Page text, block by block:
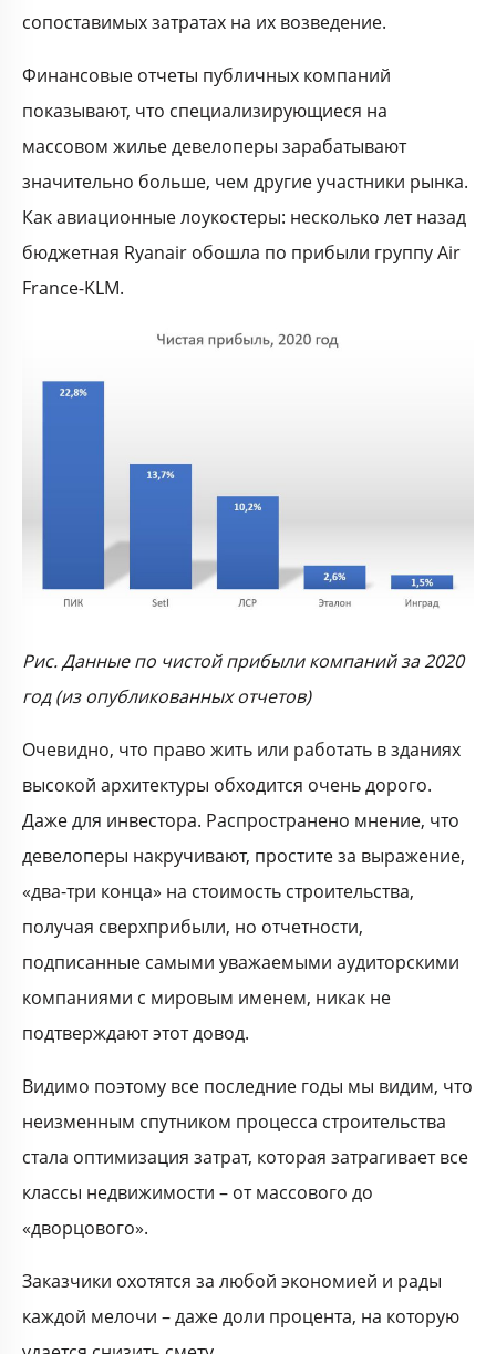
сопоставимых затратах на их возведение.
Финансовые отчеты публичных компаний
показывают, что специализирующиеся на
массовом жилье девелоперы зарабатывают
значительно больше, чем другие участники рынка.
Как авиационные лоукостеры: несколько лет назад
бюджетная Ryanair обошла по прибыли группу Air
France-KLM.
Рис. Данные по чистой прибыли компаний за 2020
год (из опубликованных отчетов)
Очевидно, что право жить или работать в зданиях
высокой архитектуры обходится очень дорого.
Даже для инвестора. Распространено мнение, что
девелоперы накручивают, простите за выражение,
«два-три конца» на стоимость строительства,
получая сверхприбыли, но отчетности,
подписанные самыми уважаемыми аудиторскими
компаниями с мировым именем, никак не
подтверждают этот довод.
Видимо поэтому все последние годы мы видим, что
неизменным спутником процесса строительства
стала оптимизация затрат, которая затрагивает все
классы недвижимости – от массового до
«дворцового».
Заказчики охотятся за любой экономией и рады
каждой мелочи – даже доли процента, на которую